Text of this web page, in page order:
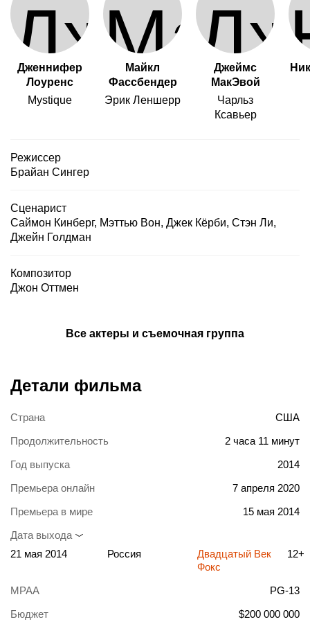
Дженнифер
Лоуренс
Mystique
Майкл
Фассбендер
Эрик Леншерр
Джеймс
МакЭвой
Чарльз
Ксавьер
Режиссер
Брайан Сингер
Сценарист
Саймон Кинберг, Мэттью Вон, Джек Кёрби, Стэн Ли,
Джейн Голдман
Композитор
Джон Оттмен
Все актеры и съемочная группа
Детали фильма
Страна
США
Продолжительность
2 часа 11 минут
Год выпуска
2014
Премьера онлайн
7 апреля 2020
Премьера в мире
15 мая 2014
Дата выхода
21 мая 2014
Россия
Двадцатый Век
Фокс
12+
MPAA
PG-13
Бюджет
$200 000 000